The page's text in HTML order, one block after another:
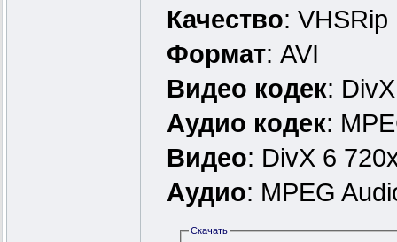
Качество: VHSRip
Формат: AVI
Видео кодек: DivX
Аудио кодек:
Видео: DivX 6
Аудио: MPEG
Скачать